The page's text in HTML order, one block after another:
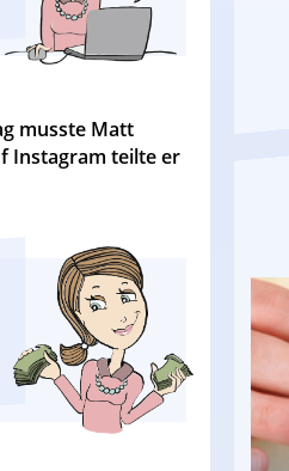
musste Matt
Instagram teilte er